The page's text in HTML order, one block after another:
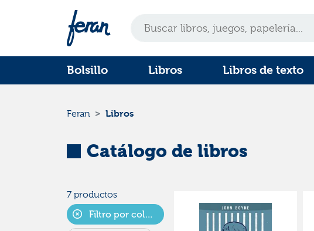
Bolsillo Libros Libros de texto
Feran Libros
Catálogo de libros
7 productos
Filtro por colecciones